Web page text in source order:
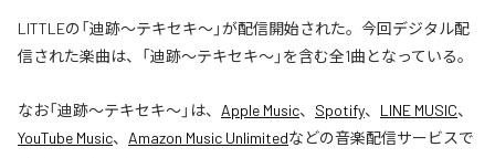
LITTLEの「迪跡〜テキセキ〜」が配信開始された。今回デジタル配
信された楽曲は、「迪跡〜テキセキ〜」を含む全1曲となっている。
なお「迪跡〜テキセキ〜」は、 Apple Music、 Spotify、 LINE MUSIC、
YouTube Music、 Amazon Music Unlimitedなどの音楽配信サービスで